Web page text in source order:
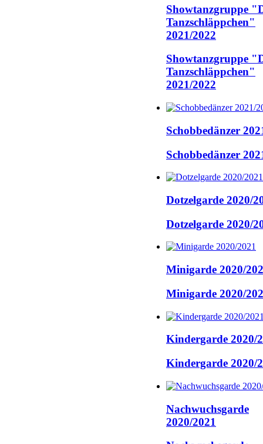
Showtanzgruppe
Tanzschläppchen"
2021/2022
Showtanzgruppe
Tanzschläppchen"
2021/2022
Schobbedänzer
Schobbedänzer
Dotzelgarde 2020/
Dotzelgarde 2020/
Minigarde 2020/
Minigarde 2020/
Kindergarde 2020/
Kindergarde 2020/
Nachwuchsgarde
2020/2021